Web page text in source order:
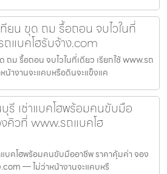
ทียน ขุด ถม รื้อถอน จบไวในที่
ถแบคโฮรับจ้าง.com
ถม รื้อถอน จบไวในที่เดียว เรียกใช้ www.รถ
น้างานจะแคบหรือดินจะแข็งแค
รี เช่าแบคโฮพร้อมคนขับมือ
คิวที่ www.รถแบคโฮ
บคโฮพร้อมคนขับมืออาชีพ ราคาคุ้มค่า จอง
— ไม่ว่าหน้างานจะแคบหรื